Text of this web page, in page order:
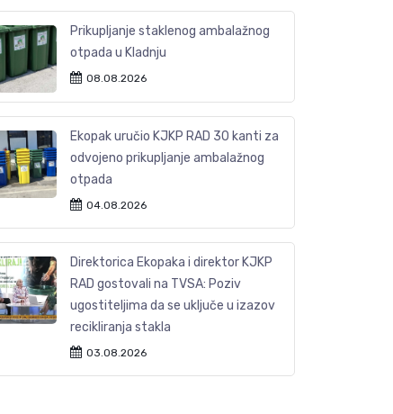
Prikupljanje staklenog ambalažnog
otpada u Kladnju
08.08.2026
Ekopak uručio KJKP RAD 30 kanti za
odvojeno prikupljanje ambalažnog
otpada
04.08.2026
Direktorica Ekopaka i direktor KJKP
RAD gostovali na TVSA: Poziv
ugostiteljima da se uključe u izazov
recikliranja stakla
03.08.2026